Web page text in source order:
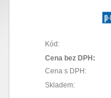
Kód:
Cena bez DPH:
Cena s DPH:
Skladem: